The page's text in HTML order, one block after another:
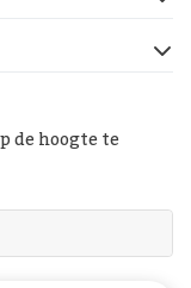
de hoogte te